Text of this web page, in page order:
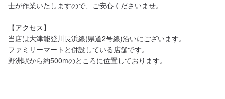
士が作業いたしますので、ご安心くださいませ。
【アクセス】
当店は大津能登川長浜線(県道2号線)沿いにございます。
ファミリーマートと併設している店舗です。
野洲駅から約500mのところに位置しております。